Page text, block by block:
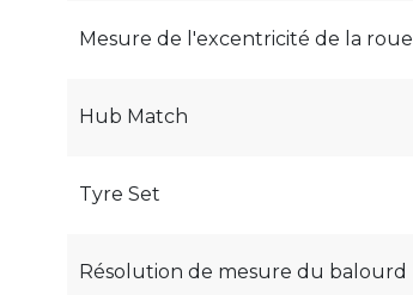
Mesure de l'excentricité de la roue
Hub Match
Tyre Set
Résolution de mesure du balourd